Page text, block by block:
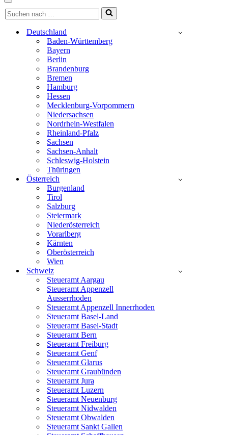
Navigationsmenü
Suchen
nach …
Deutschland
Baden-Württemberg
Bayern
Berlin
Brandenburg
Bremen
Hamburg
Hessen
Mecklenburg-Vorpommern
Niedersachsen
Nordrhein-Westfalen
Rheinland-Pfalz
Sachsen
Sachsen-Anhalt
Schleswig-Holstein
Thüringen
Österreich
Burgenland
Tirol
Salzburg
Steiermark
Niederösterreich
Vorarlberg
Kärnten
Oberösterreich
Wien
Schweiz
Steueramt Aargau
Steueramt Appenzell
Ausserrhoden
Steueramt Appenzell Innerrhoden
Steueramt Basel-Land
Steueramt Basel-Stadt
Steueramt Bern
Steueramt Freiburg
Steueramt Genf
Steueramt Glarus
Steueramt Graubünden
Steueramt Jura
Steueramt Luzern
Steueramt Neuenburg
Steueramt Nidwalden
Steueramt Obwalden
Steueramt Sankt Gallen